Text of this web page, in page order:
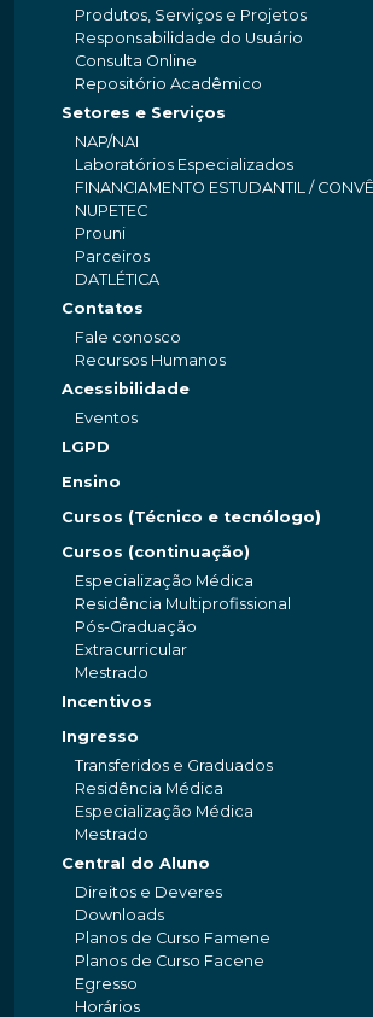
Produtos, Serviços e Projetos
Responsabilidade do Usuário
Consulta Online
Repositório Acadêmico
Setores e Serviços
NAP/NAI
Laboratórios Especializados
FINANCIAMENTO ESTUDANTIL /
NUPETEC
Prouni
Parceiros
DATLÉTICA
Contatos
Fale conosco
Recursos Humanos
Acessibilidade
Eventos
LGPD
Ensino
Cursos (Técnico e tecnólogo)
Cursos (continuação)
Especialização Médica
Residência Multiprofissional
Pós-Graduação
Extracurricular
Mestrado
Incentivos
Ingresso
Transferidos e Graduados
Residência Médica
Especialização Médica
Mestrado
Central do Aluno
Direitos e Deveres
Downloads
Planos de Curso Famene
Planos de Curso Facene
Egresso
Horários